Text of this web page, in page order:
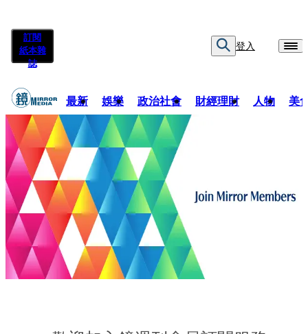
訂閱
紙本雜
誌
登入
最新 娛樂 政治社會 財經理財 人物 美